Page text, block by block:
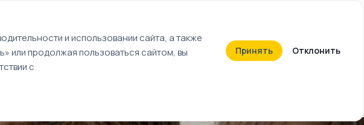
Календарь событий Билеты
и использовании сайта, а также
или продолжая пользоваться сайтом, вы
с
Принять Отклонить